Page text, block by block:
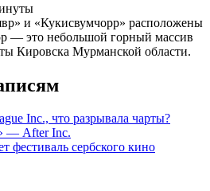
и «Кукисвумчорр» расположены
— это небольшой горный массив
Кировска Мурманской области.
Inc., что разрывала чарты?
— After Inc.
фестиваль сербского кино